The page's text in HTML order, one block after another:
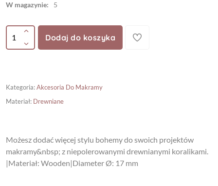
W magazynie: 5
Dodaj do koszyka
Kategoria:Akcesoria Do Makramy
Materiał: Drewniane
Możesz dodać więcej stylu bohemy do swoich projektów
makramy&nbsp; z niepolerowanymi drewnianymi koralikami.
|Materiał: Wooden|Diameter Ø: 17 mm